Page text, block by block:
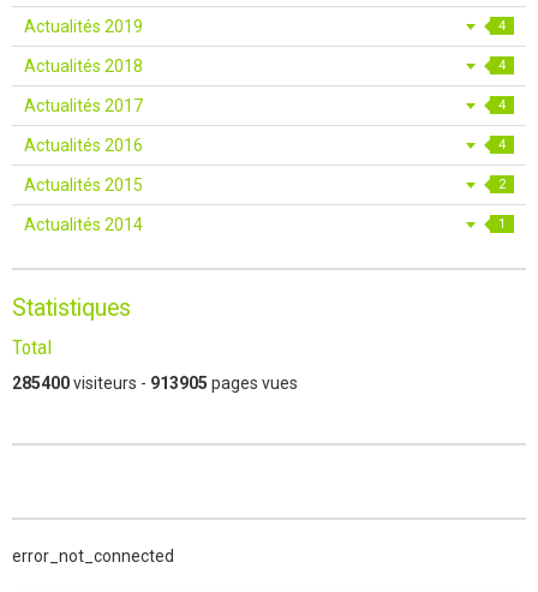
Actualités 2019 4
Actualités 2018 4
Actualités 2017 4
Actualités 2016 4
Actualités 2015 2
Actualités 2014 1
Statistiques
Total
285400visiteurs - 913905 pages vues
error_not_connected